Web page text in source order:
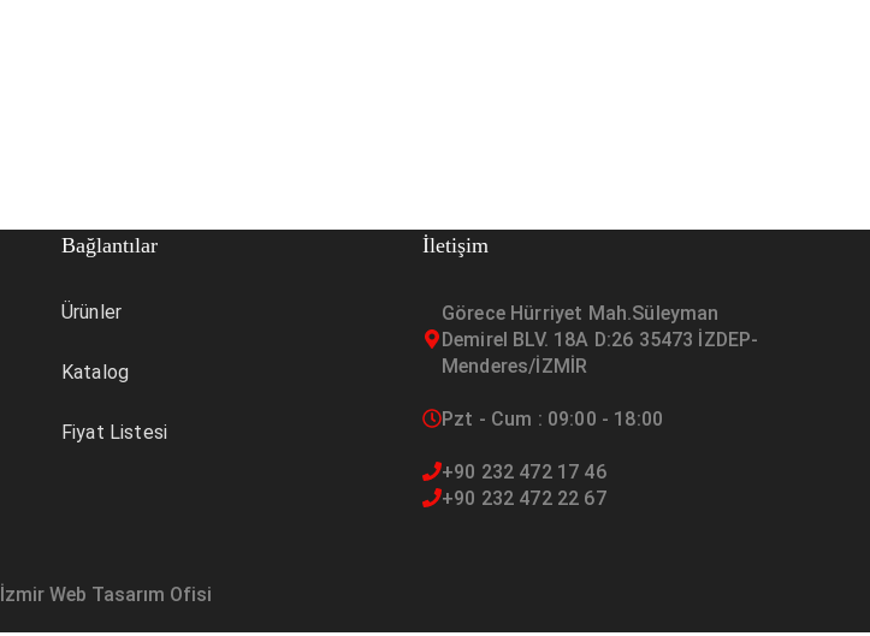
Bağlantılar
Ürünler
Katalog
Fiyat Listesi
İletişim
Görece Hürriyet Mah.Süleyman
Demirel BLV. 18A D:26 35473 İZDEP-
Menderes/İZMİR
Pzt - Cum : 09:00 - 18:00
+90 232 472 17 46
+90 232 472 22 67
İzmir Web Tasarım Ofisi